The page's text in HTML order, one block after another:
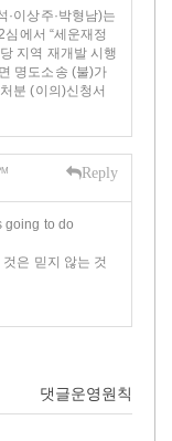
이상주·박형남)는
에서 “세운재정
지역 재개발 시행
명도소송 (불)가
분 (이의)신청서
Reply
going to do
은 믿지 않는 것
댓글운영원칙